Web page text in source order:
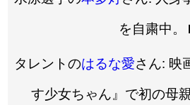
を自粛中。
タレントのはるな愛さん: 映
す少女ちゃん』で初の母